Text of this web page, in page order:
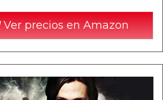
Ver precios en Amazon